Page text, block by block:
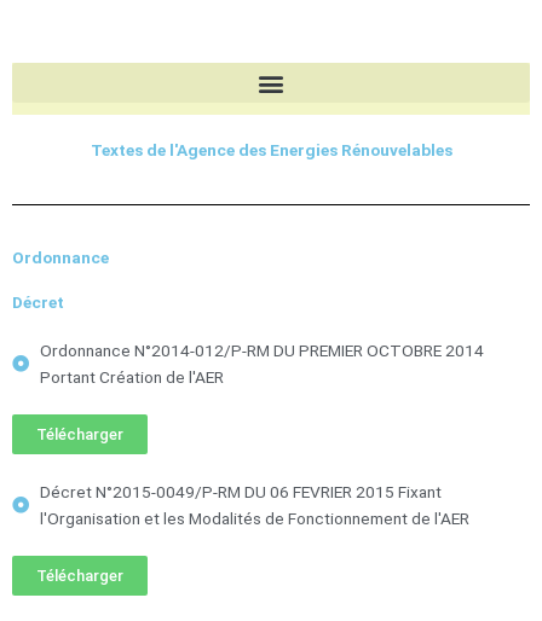
contenu
Textes de l'Agence des Energies Rénouvelables
Ordonnance
Décret
Ordonnance N°2014-012/P-RM DU PREMIER OCTOBRE 2014
Portant Création de l'AER
Télécharger
Décret N°2015-0049/P-RM DU 06 FEVRIER 2015 Fixant
l'Organisation et les Modalités de Fonctionnement de l'AER
Télécharger